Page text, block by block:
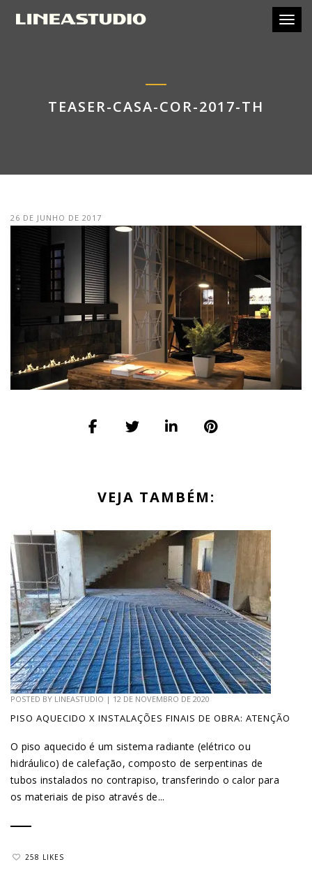
TEASER-CASA-COR-2017-TH
26 DE JUNHO DE 2017
VEJA TAMBÉM:
POSTED BY LINEASTUDIO | 12 DE NOVEMBRO DE 2020
PISO AQUECIDO X INSTALAÇÕES FINAIS DE OBRA: ATENÇÃO
O piso aquecido é um sistema radiante (elétrico ou
hidráulico) de calefação, composto de serpentinas de
tubos instalados no contrapiso, transferindo o calor para
os materiais de piso através de...
258 LIKES